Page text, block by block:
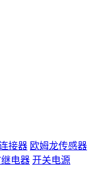
接器 欧姆龙传感器
电器 开关电源